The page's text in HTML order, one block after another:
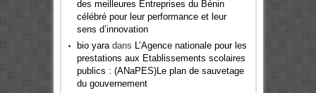
des meilleures Entreprises du Bénin
célébré pour leur performance et leur
sens d’innovation
bio yaradans L’Agence nationale pour les
prestations aux Etablissements scolaires
publics : (ANaPES)Le plan de sauvetage
du gouvernement